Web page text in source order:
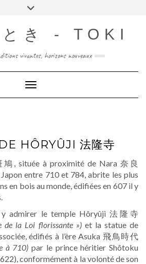
き - TOKI
vivantes, horizons nouveaux
Toggle Navigation
HÔRYÛJI 法隆寺
鳩, située à proximité de Nara 奈良
Japon entre 710 et 784, abrite les plus
en bois au monde, édifiées en 607 il y
y admirer le temple Hôryûji 法隆寺
de la Loi florissante »)et la statue de
édifiés à l’ère Asuka 飛鳥時代
à 710) par le prince héritier Shôtoku
conformément à la volonté de son